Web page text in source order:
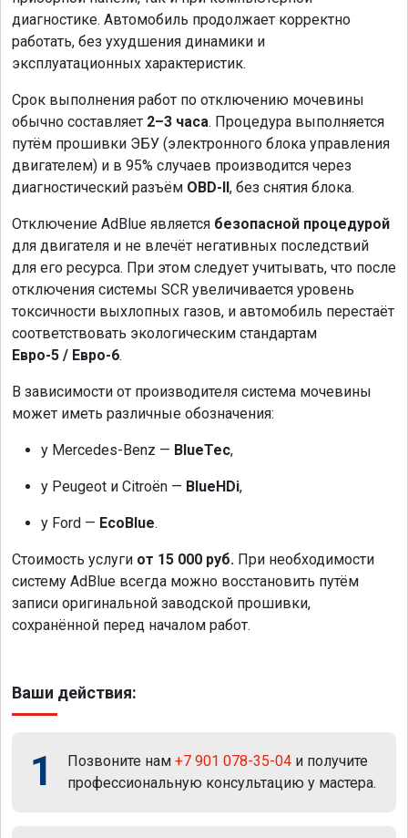
диагностике. Автомобиль продолжает корректно
работать, без ухудшения динамики и
эксплуатационных характеристик.
Срок выполнения работ по отключению мочевины
обычно составляет 2–3 часа. Процедура выполняется
путём прошивки ЭБУ (электронного блока управления
двигателем) и в 95% случаев производится через
диагностический разъём OBD-II, без снятия блока.
Отключение AdBlue является безопасной процедурой
для двигателя и не влечёт негативных последствий
для его ресурса. При этом следует учитывать, что после
отключения системы SCR увеличивается уровень
токсичности выхлопных газов, и автомобиль перестаёт
соответствовать экологическим стандартам
Евро-5 / Евро-6.
В зависимости от производителя система мочевины
может иметь различные обозначения:
у Mercedes-Benz — BlueTec,
у Peugeot и Citroën — BlueHDi,
у Ford — EcoBlue.
Стоимость услуги от 15 000 руб. При необходимости
систему AdBlue всегда можно восстановить путём
записи оригинальной заводской прошивки,
сохранённой перед началом работ.
Ваши действия:
1 Позвоните нам +7 901 078-35-04 и получите
профессиональную консультацию у мастера.